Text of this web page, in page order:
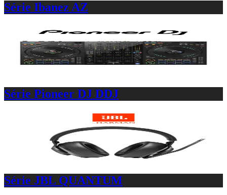
Série Ibanez AZ
Série Pioneer DJ DDJ
Série JBL QUANTUM